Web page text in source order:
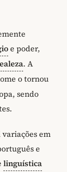
e poder,
. A
o tornou
sendo
em
e
linguística